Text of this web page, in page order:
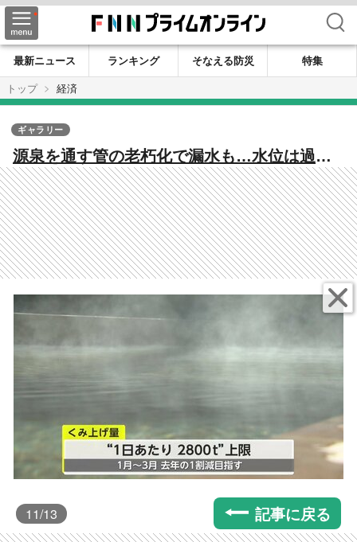
検索
最新ニュース ランキング そなえる防災
特集
トップ
経済
源泉を通す管の老朽化で漏水も…水位は過去
最低に 配湯管の修理急ぐ一方 深夜の利用など
制限 嬉野温泉に“異変”
ギャラリー
11/13 記事に戻る